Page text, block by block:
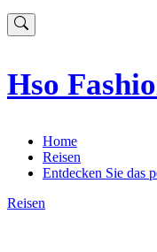
Hso
Home
Reisen
Entdecken Sie das
Reisen